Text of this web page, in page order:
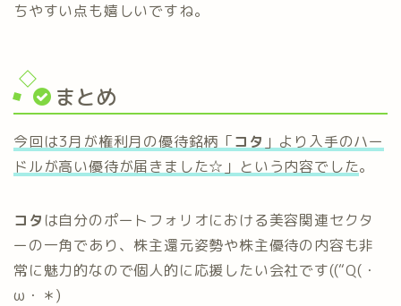
ちやすい点も嬉しいですね。
まとめ
今回は3月が権利月の優待銘柄「コタ 」より入手のハー
ドルが高い優待が届きました☆」という内容でした。
コタ は自分のポートフォリオにおける美容関連セクタ
ーの一角であり、株主還元姿勢や株主優待の内容も非
常に魅力的なので個人的に応援したい会社です((“Q(・
ω・＊)